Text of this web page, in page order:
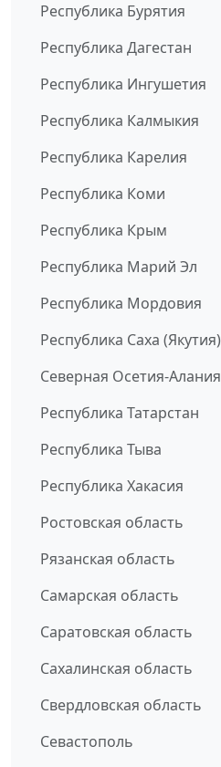
Республика Бурятия
Республика Дагестан
Республика Ингушетия
Республика Калмыкия
Республика Карелия
Республика Коми
Республика Крым
Республика Марий Эл
Республика Мордовия
Республика Саха (Якутия)
Северная Осетия-Алания
Республика Татарстан
Республика Тыва
Республика Хакасия
Ростовская область
Рязанская область
Самарская область
Саратовская область
Сахалинская область
Свердловская область
Севастополь